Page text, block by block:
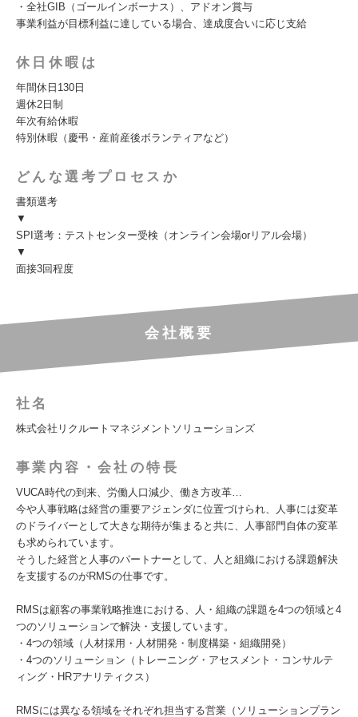
・全社GIB（ゴールインボーナス）、アドオン賞与
事業利益が目標利益に達している場合、達成度合いに応じ支給
休日休暇は
年間休日130日
週休2日制
年次有給休暇
特別休暇（慶弔・産前産後ボランティアなど）
どんな選考プロセスか
書類選考
▼
SPI選考：テストセンター受検（オンライン会場orリアル会場）
▼
面接3回程度
会社概要
社名
株式会社リクルートマネジメントソリューションズ
事業内容・会社の特長
VUCA時代の到来、労働人口減少、働き方改革…
今や人事戦略は経営の重要アジェンダに位置づけられ、人事には変革
のドライバーとして大きな期待が集まると共に、人事部門自体の変革
も求められています。
そうした経営と人事のパートナーとして、人と組織における課題解決
を支援するのがRMSの仕事です。
RMSは顧客の事業戦略推進における、人・組織の課題を4つの領域と4
つのソリューションで解決・支援しています。
・4つの領域（人材採用・人材開発・制度構築・組織開発）
・4つのソリューション（トレーニング・アセスメント・コンサルテ
ィング・HRアナリティクス）
RMSには異なる領域をそれぞれ担当する営業（ソリューションプラン